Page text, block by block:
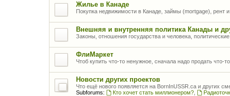
Жилье в Канаде
Покупка недвижимости в Канаде, займы (mortgage), рент
Внешняя и внутренняя политика Канады и
Законы, отношения государства и человека,
ФлиМаркет
Чтоб купить что-то ненужное, сначала надо продать что-
Новости других проектов
Что ещё нового появляется на BornInUSSR.ca и других
Subforums:
Кто хочет стать миллионером?,